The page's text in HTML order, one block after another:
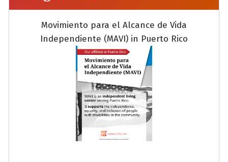
Movimiento para el Alcance de Vida
Independiente (MAVI) in Puerto Rico